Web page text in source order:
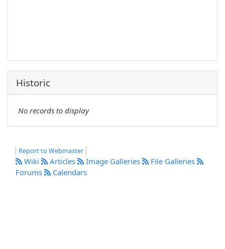
Historic
No records to display
Report to Webmaster
Wiki Articles Image Galleries
File Galleries
Forums
Calendars